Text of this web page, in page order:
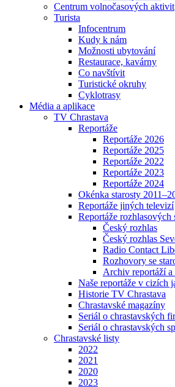
Centrum volnočasových aktivit
Turista
Infocentrum
Kudy k nám
Možnosti ubytování
Restaurace, kavárny
Co navštívit
Turistické okruhy
Cyklotrasy
Média a aplikace
TV Chrastava
Reportáže
Reportáže 2026
Reportáže 2025
Reportáže 2022
Reportáže 2023
Reportáže 2024
Okénka starosty
Reportáže jiných televizí
Reportáže rozhlasových
Český rozhlas
Český rozhlas
Radio Contact
Rozhovory se
Archiv reportáží a
Naše reportáže v cizích
Historie TV Chrastava
Chrastavské magazíny
Seriál o chrastavských
Seriál o chrastavských
Chrastavské listy
2022
2021
2020
2023